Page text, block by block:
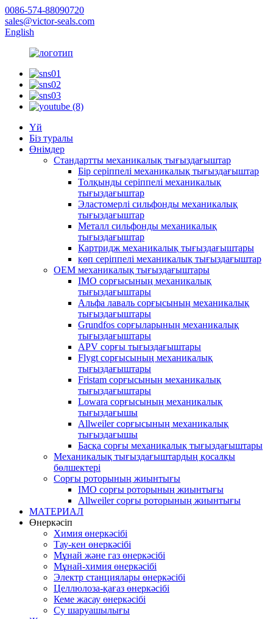
0086-574-88090720
sales@victor-seals.com
English
Үй
Біз туралы
Өнімдер
Стандартты механикалық тығыздағыштар
Бір серіппелі механикалық тығыздағыштар
Толқынды серіппелі механикалық
тығыздағыштар
Эластомерлі сильфонды механикалық
тығыздағыштар
Металл сильфонды механикалық
тығыздағыштар
Картридж механикалық тығыздағыштары
көп серіппелі механикалық тығыздағыштар
OEM механикалық тығыздағыштары
IMO сорғысының механикалық
тығыздағыштары
Альфа лаваль сорғысының механикалық
тығыздағыштары
Grundfos сорғыларының механикалық
тығыздағыштары
APV сорғы тығыздағыштары
Flygt сорғысының механикалық
тығыздағыштары
Fristam сорғысының механикалық
тығыздағыштары
Lowara сорғысының механикалық
тығыздағышы
Allweiler сорғысының механикалық
тығыздағышы
Басқа сорғы механикалық тығыздағыштары
Механикалық тығыздағыштардың қосалқы
бөлшектері
Сорғы роторының жиынтығы
IMO сорғы роторының жиынтығы
Allweiler сорғы роторының жиынтығы
МАТЕРИАЛ
Өнеркәсіп
Химия өнеркәсібі
Тау-кен өнеркәсібі
Мұнай және газ өнеркәсібі
Мұнай-химия өнеркәсібі
Электр станциялары өнеркәсібі
Целлюлоза-қағаз өнеркәсібі
Кеме жасау өнеркәсібі
Су шаруашылығы